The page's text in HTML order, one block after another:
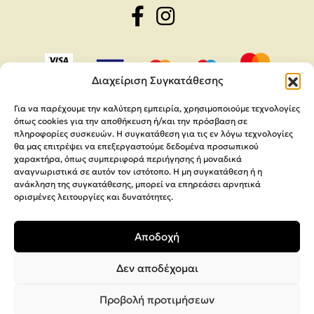
Διαχείριση Συγκατάθεσης
Για να παρέχουμε την καλύτερη εμπειρία, χρησιμοποιούμε τεχνολογίες
όπως cookies για την αποθήκευση ή/και την πρόσβαση σε
πληροφορίες συσκευών. Η συγκατάθεση για τις εν λόγω τεχνολογίες
θα μας επιτρέψει να επεξεργαστούμε δεδομένα προσωπικού
χαρακτήρα, όπως συμπεριφορά περιήγησης ή μοναδικά
αναγνωριστικά σε αυτόν τον ιστότοπο. Η μη συγκατάθεση ή η
ανάκληση της συγκατάθεσης, μπορεί να επηρεάσει αρνητικά
ορισμένες λειτουργίες και δυνατότητες.
Αποδοχή
Δεν αποδέχομαι
Προβολή προτιμήσεων
Copyright 2026,
Κατασκευή Ιστοσελίδων Interactive Net Solutions